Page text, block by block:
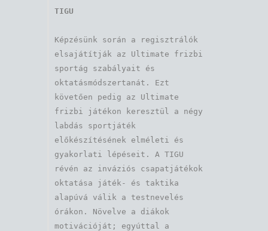
TIGU
Képzésünk során a regisztrálók
elsajátítják az Ultimate frizbi
sportág szabályait és
oktatásmódszertanát. Ezt
követően pedig az Ultimate
frizbi játékon keresztül a négy
labdás sportjáték
előkészítésének elméleti és
gyakorlati lépéseit. A TIGU
révén az inváziós csapatjátékok
oktatása játék- és taktika
alapúvá válik a testnevelés
órákon. Növelve a diákok
motivációját; egyúttal a